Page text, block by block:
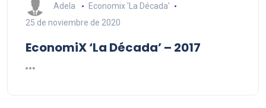
Adela
Economix 'La Década'
25 de noviembre de 2020
EconomiX ‘La Década’ – 2017